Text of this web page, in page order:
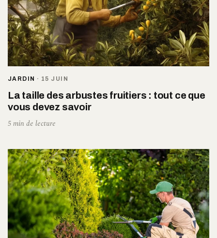
JARDIN · 15 JUIN
La taille des arbustes fruitiers : tout ce que
vous devez savoir
5 min de lecture